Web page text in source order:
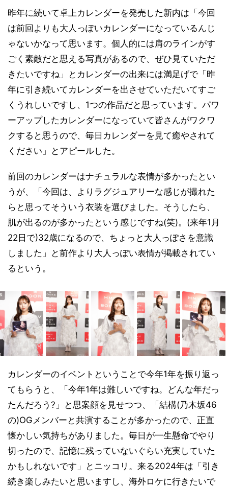
昨年に続いて卓上カレンダーを発売した新内は「今回
は前回よりも大人っぽいカレンダーになっているんじ
ゃないかなって思います。個人的には肩のラインがす
ごく素敵だと思える写真があるので、ぜひ見ていただ
きたいですね」とカレンダーの出来には満足げで「昨
年に引き続いてカレンダーを出させていただいてすご
くうれしいですし、1つの作品だと思っています。パワ
ーアップしたカレンダーになっていて皆さんがワクワ
クすると思うので、毎日カレンダーを見て癒やされて
ください」とアピールした。
前回のカレンダーはナチュラルな表情が多かったとい
うが、「今回は、よりラグジュアリーな感じが撮れた
らと思ってそういう衣装を選びました。そうしたら、
肌が出るのが多かったという感じですね(笑)。(来年1月
22日で)32歳になるので、ちょっと大人っぽさを意識
しました」と前作より大人っぽい表情が掲載されてい
るという。
カレンダーのイベントということで今年1年を振り返っ
てもらうと、「今年1年は難しいですね。どんな年だっ
たんだろう?」と思案顔を見せつつ、「結構(乃木坂46
の)OGメンバーと共演することが多かったので、正直
懐かしい気持ちがありました。毎日が一生懸命でやり
切ったので、記憶に残っていないぐらい充実していた
かもしれないです」とニッコリ。来る2024年は「引き
続き楽しみたいと思いますし、海外ロケに行きたいで